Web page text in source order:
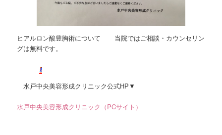
ヒアルロン酸豊胸術について 当院ではご相談・カウンセリン
グは無料です。
水戸中央美容形成クリニック公式HP▼
水戸中央美容形成クリニック（PCサイト）